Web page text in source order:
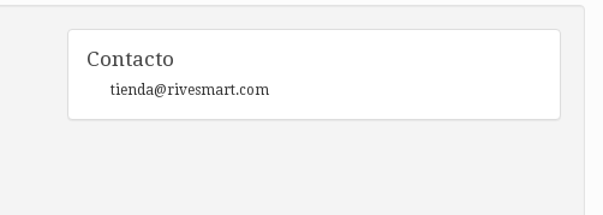
Contacto
tienda@rivesmart.com